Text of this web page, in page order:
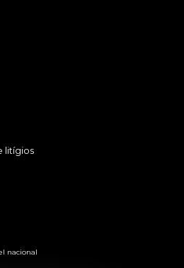
litígios
nacional